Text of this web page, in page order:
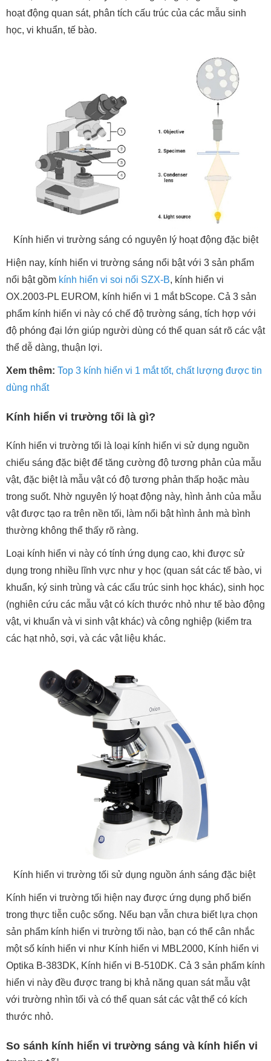
hoạt động quan sát, phân tích cấu trúc của các mẫu sinh
học, vi khuẩn, tế bào.
Kính hiển vi trường sáng có nguyên lý hoạt động đặc biệt
Hiện nay, kính hiển vi trường sáng nổi bật với 3 sản phẩm
nổi bật gồm kính hiển vi soi nổi SZX-B​​​​​​, kính hiển vi
OX.2003-PL EUROM, kính hiển vi 1 mắt bScope. Cả 3 sản
phẩm kính hiển vi này có chế độ trường sáng, tích hợp với
độ phóng đại lớn giúp người dùng có thể quan sát rõ các vật
thể dễ dàng, thuận lợi.
Xem thêm: Top 3 kính hiển vi 1 mắt tốt, chất lượng được tin
dùng nhất
Kính hiển vi trường tối là gì?
Kính hiển vi trường tối là loại kính hiển vi sử dụng nguồn
chiếu sáng đặc biệt để tăng cường độ tương phản của mẫu
vật, đặc biệt là mẫu vật có độ tương phản thấp hoặc màu
trong suốt. Nhờ nguyên lý hoạt động này, hình ảnh của mẫu
vật được tạo ra trên nền tối, làm nổi bật hình ảnh mà bình
thường không thể thấy rõ ràng.
Loại kính hiển vi này có tính ứng dụng cao, khi được sử
dụng trong nhiều lĩnh vực như y học (quan sát các tế bào, vi
khuẩn, ký sinh trùng và các cấu trúc sinh học khác), sinh học
(nghiên cứu các mẫu vật có kích thước nhỏ như tế bào động
vật, vi khuẩn và vi sinh vật khác) và công nghiệp (kiểm tra
các hạt nhỏ, sợi, và các vật liệu khác.
Kính hiển vi trường tối sử dụng nguồn ánh sáng đặc biệt
Kính hiển vi trường tối hiện nay được ứng dụng phổ biến
trong thực tiễn cuộc sống. Nếu bạn vẫn chưa biết lựa chọn
sản phẩm kính hiển vi trường tối nào, bạn có thể cân nhắc
một số kính hiển vi như Kính hiển vi MBL2000, Kính hiển vi
Optika B-383DK, Kính hiển vi B-510DK. Cả 3 sản phẩm kính
hiển vi này đều được trang bị khả năng quan sát mẫu vật
với trường nhìn tối và có thể quan sát các vật thể có kích
thước nhỏ.
So sánh kính hiển vi trường sáng và kính hiển vi